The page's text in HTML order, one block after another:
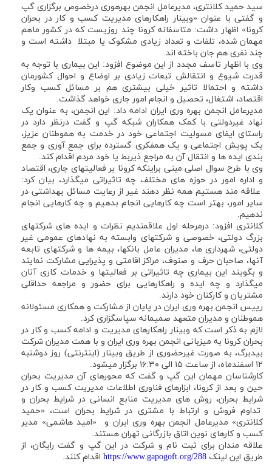
سید حمید کلانتری، مدیرعامل انجمن بهره­وری درخصوص برگزاری گپ
و گفتی با عنوان «وبینار راهکارهای مدیریت کسب و کار در بحران
کرونا» اظهار داشت: متاسفانه کرونا چند روزیست که در کشور ماهم
مهمان شده، تلفات و تعداد زیادی مشکوک یا مبتلا داشته است و
چند نفری هم جان باخته اند.
وی با اظهار تاسف مجدد از این موضوع افزود: این بیماری با توجه به
قدرت شیوع و انتقالش تبعات زیادی بر اوضاع و احوال کشورمان
داشته و احتمالا تاثیر خیلی بیشتری هم بر مسائل کسب وکار
اقتصاد، اشتغال، تحصیل و انجام امور جاری خواهد گذاشت.
مدیرعامل انجمن بهره وری ایران ادامه داد: این انجمن، به عنوان یک
نهاد غیردولتی با کمک همکاران شبکه گپ و گفت درنظر دارد در
راستای ایفای مسولیت اجتماعی خود در خدمت به هموطنان عزیز،
یک پویش اجتماعی و یک همفکری گسترده برای جمع آوری و جمع
بندی ایده ها و انتقال آن به مراجع ذیربط یا خود مردم اقدام کند.
وی با طرح سوال اصلی مبنی براینکه کرونا بر فعالیت­های جاری، اقتصاد
و اداره امور در حوزه های مختلف چه تاثیراتی میگذارد، بیان کرد:
علاقه مند هستیم همه نظر دهند غیر از رعایت مسائل بهداشتی در
سایر امور، بهتر است چه کارهایی انجام بدهیم و چه کارهایی انجام
ندهیم.
کلانتری افزود: درمرحله اول علاقمندیم نظرات و ایده های شرکتهای
بزرگ دولتی، خصوصی و شرکتهای وابسته به نهادهای عمومی غیر
دولتی، شهرداری ها، مدیران عامل بانکها، بیمه ها و شرکتهای تابعه
آنها، صاحبان حرف و صنوف، مراکز اقامتی و پذیرایی مشارکت نمایند
و بگویند این بیماری چه تاثیراتی بر فعالیتها و خدمات کاری آنان
میگذارد و چه ایده و راهکارهایی برای حضور و مراجعه حداقلی
مشتریان و کارکنان خود دارند.
رییس انجمن بهره وری ایران در پایان از مشارکت و همکاری مسئولانه
هموطنان و مدیران متعهد صمیمانه سپاسگزاری کرد.
لازم به ذکر است که وبینار راهکارهای مدیریت و ادامه کسب و کار در
بحران کرونا به میزبانی انجمن بهره وری ایران و با همت مدیران شرکت
بیدبرگ، به صورت غیرحضوری از طریق وبینار (اینترنتی) روز دوشنبه
۱۲ اسفندماه، از ساعت ۱۵ الی ۱۶:۳۰ برگزار میشود.
کارشناسان مهمان این گپ و گفت که محورهای آن مدیریت بحران
حین و بعد از کرونا، ابزارهای فناوری اطلاعات مدیریت کسب و کار در
شرایط بحران، روش های مدیریت منابع انسانی در شرایط بحران و
تداوم فروش و ارتباط با مشتری در شرایط بحران است، «حمید
کلانتری» مدیرعامل انجمن بهره وری ایران و «امید هاشمی» مدیر
کسب و کارهای نوین اتاق بازرگانی تهران هستند.
علاقه مندان برای ثبت نام و شرکت در این گپ و گفت رایگان، از
طریق این لینک https://www.gapogoft.org/288 اقدام کنند.